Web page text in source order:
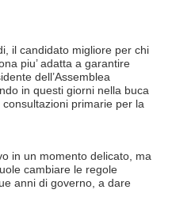
il candidato migliore per chi
piu’ adatta a garantire
dell’Assemblea
in questi giorni nella buca
primarie per la
in un momento delicato, ma
cambiare le regole
anni di governo, a dare